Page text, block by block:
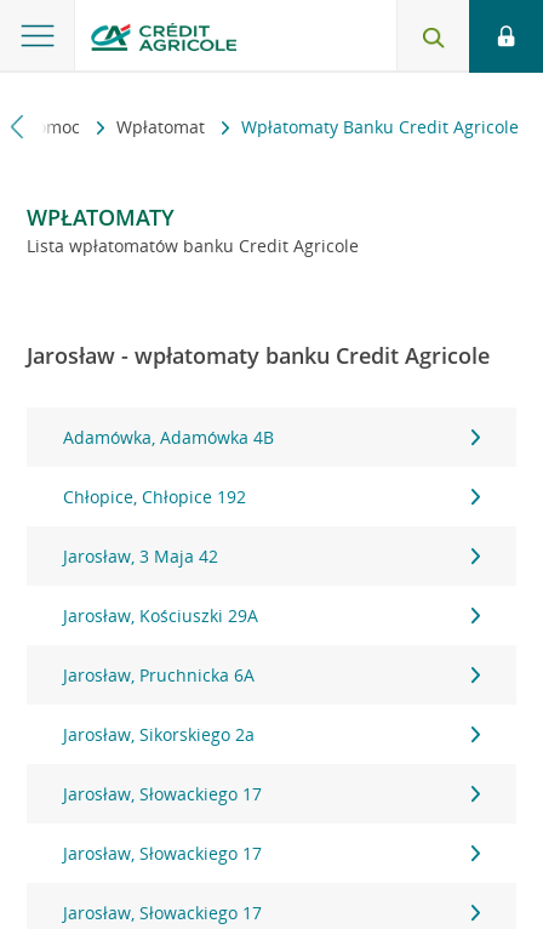
i pomoc Wpłatomat Wpłatomaty Banku Credit Agricole
WPŁATOMATY
Lista wpłatomatów banku Credit Agricole
Jarosław - wpłatomaty banku Credit Agricole
Adamówka, Adamówka 4B
Chłopice, Chłopice 192
Jarosław, 3 Maja 42
Jarosław, Kościuszki 29A
Jarosław, Pruchnicka 6A
Jarosław, Sikorskiego 2a
Jarosław, Słowackiego 17
Jarosław, Słowackiego 17
Jarosław, Słowackiego 17